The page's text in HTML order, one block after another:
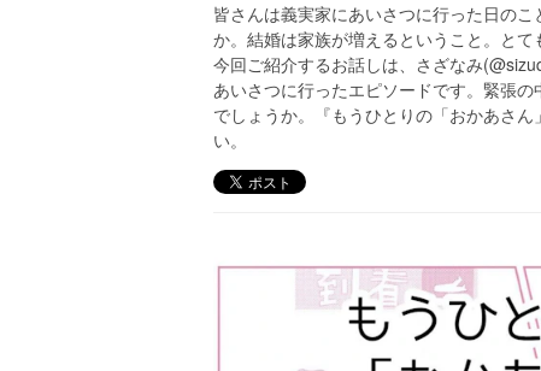
皆さんは義実家にあいさつに行った日の
か。結婚は家族が増えるということ。とて
今回ご紹介するお話しは、さざなみ
あいさつに行ったエピソードです。緊張
でしょうか。『もうひとりの「おかあさ
い。